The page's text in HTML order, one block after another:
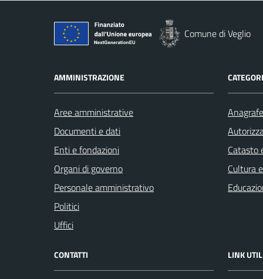
Comune di Veglio
AMMINISTRAZIONE
Aree amministrative
Documenti e dati
Enti e fondazioni
Organi di governo
Personale amministrativo
Politici
Uffici
Catasto
Cultura
CONTATTI LINK